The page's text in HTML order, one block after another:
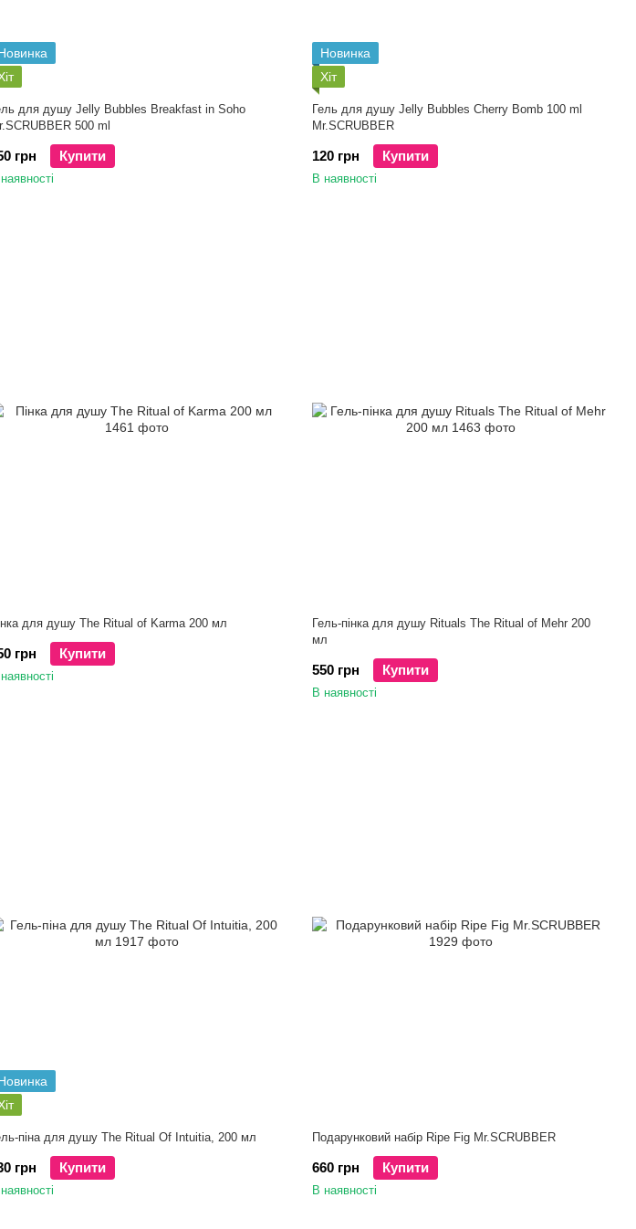
для душу Jelly Bubbles Breakfast in Soho
500 ml
грн Купити
Новинка
Хіт
Гель для душу Jelly Bubbles Cherry Bomb 100 ml
Mr.SCRUBBER
120 грн Купити
В наявності
для душу The Ritual of Karma 200 мл
грн Купити
Гель-пінка для душу Rituals The Ritual of Mehr 200
мл
550 грн Купити
В наявності
піна для душу The Ritual Of Intuitia, 200 мл
грн Купити
Подарунковий набір Ripe Fig Mr.SCRUBBER
660 грн Купити
В наявності